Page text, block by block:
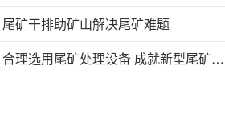
尾矿干排助矿山解决尾矿难题
合理选用尾矿处理设备 成就新型尾矿脱水工艺